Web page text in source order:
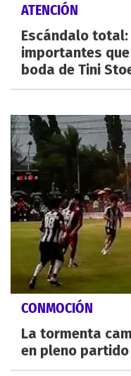
ATENCIÓN
Escándalo
importantes
boda de Tini
CONMOCIÓN
La tormenta
en pleno